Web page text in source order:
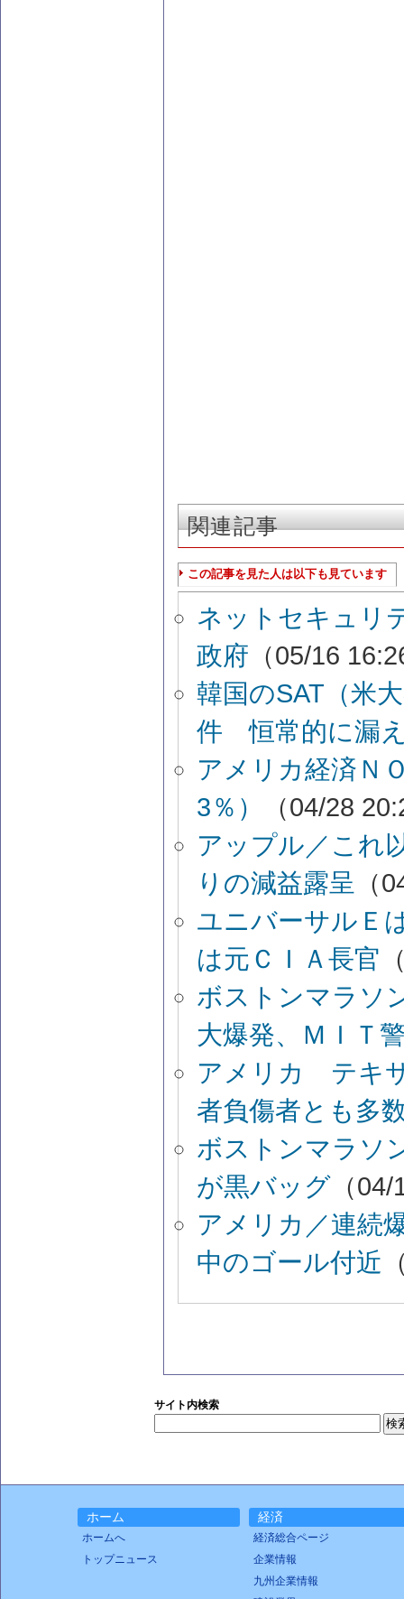
関連記事
この記事を見た人は以下も見ています
ネットセキュリ
政府 （05/16
韓国のSAT（米
件 恒常的に漏
アメリカ経済Ｎ
3％）
（04/28
アップル／こ
りの減益露呈 （
ユニバーサルＥ
は元ＣＩＡ長官
ボストンマラソ
大爆発、ＭＩＴ
アメリカ テキ
者負傷者とも多
ボストンマラソ
が黒バッグ （
アメリカ／連続
中のゴール付近
サイト内検索
ホーム
ホームへ
トップニュース
経済
経済総合ページ
企業情報
九州企業情報